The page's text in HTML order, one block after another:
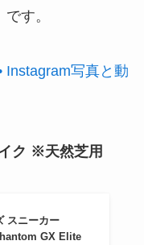
です。
Instagram写真と動
ク ※天然芝用
スニーカー
GX Elite